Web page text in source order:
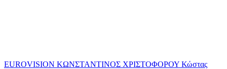
EUROVISION ΚΩΝΣΤΑΝΤΙΝΟΣ ΧΡΙΣΤΟΦΟΡΟΥ Κώστας